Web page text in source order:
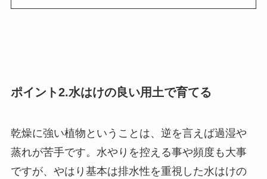
ポイント2.水はけの良い用土で育てる
乾燥に強い植物ということは、逆を言えば過湿や
蒸れが苦手です。水やりを控える事や頻度も大事
ですが、やはり基本は排水性を重視した水はけの